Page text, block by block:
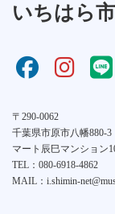
いちはら
〒290-0062
千葉県市原市八幡880-3
マート辰巳マンション
TEL：080-6918-4862
MAIL：i.shimin-